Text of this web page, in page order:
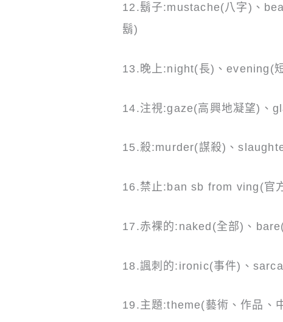
12.鬍子:mustache(八字)、
鬍)
13.晚上:night(長)、evening(
14.注視:gaze(高興地凝望)、
15.殺:murder(謀殺)、
16.禁止:ban sb from ving(官
17.赤裸的:naked(全部)、
18.諷刺的:ironic(事件)、
19.主題:theme(藝術、作品、